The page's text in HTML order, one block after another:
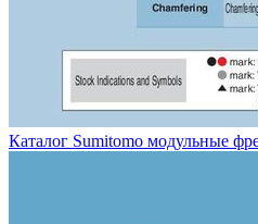
Каталог Sumitomo модульные